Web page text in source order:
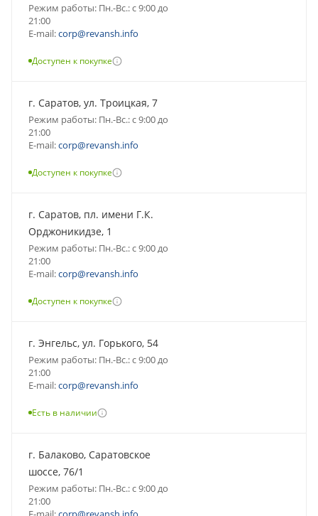
Режим работы: Пн.-Вс.: с 9:00 до
21:00
E-mail:corp@revansh.info
Доступен к покупке
г. Саратов, ул. Троицкая, 7
Режим работы: Пн.-Вс.: с 9:00 до
21:00
E-mail:corp@revansh.info
Доступен к покупке
г. Саратов, пл. имени Г.К.
Орджоникидзе, 1
Режим работы: Пн.-Вс.: с 9:00 до
21:00
E-mail:corp@revansh.info
Доступен к покупке
г. Энгельс, ул. Горького, 54
Режим работы: Пн.-Вс.: с 9:00 до
21:00
E-mail:corp@revansh.info
Есть в наличии
г. Балаково, Саратовское
шоссе, 76/1
Режим работы: Пн.-Вс.: с 9:00 до
21:00